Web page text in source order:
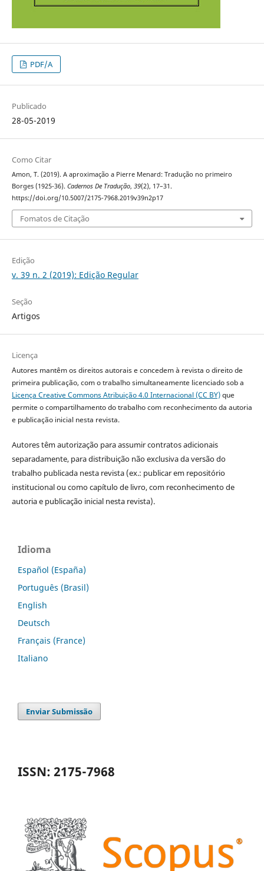
PDF/A
Publicado
28-05-2019
Como Citar
Amon, T. (2019). A aproximação a Pierre Menard: Tradução no primeiro
Borges (1925-36). Cadernos De Tradução, 39(2), 17–31.
https://doi.org/10.5007/2175-7968.2019v39n2p17
Fomatos de Citação
Edição
v. 39 n. 2 (2019): Edição Regular
Seção
Artigos
Licença
Autores mantêm os direitos autorais e concedem à revista o direito de
primeira publicação, com o trabalho simultaneamente licenciado sob a
Licença Creative Commons Atribuição 4.0 Internacional (CC BY)que
permite o compartilhamento do trabalho com reconhecimento da autoria
e publicação inicial nesta revista.
Autores têm autorização para assumir contratos adicionais
separadamente, para distribuição não exclusiva da versão do
trabalho publicada nesta revista (ex.: publicar em repositório
institucional ou como capítulo de livro, com reconhecimento de
autoria e publicação inicial nesta revista).
Idioma
Español (España)
Português (Brasil)
English
Deutsch
Français (France)
Italiano
Enviar Submissão
ISSN: 2175-7968